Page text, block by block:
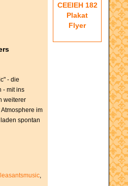
CEEIEH 182
Plakat
Flyer
- die
- mit ins
weiterer
im
spontan